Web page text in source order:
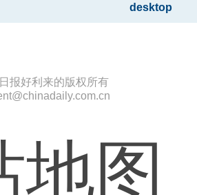
desktop
报好利来的版权所有
地图